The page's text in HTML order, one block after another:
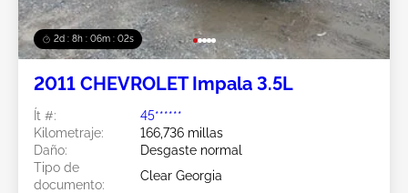
2d : 8h : 05m : 59s
2011 CHEVROLET Impala 3.5L
Ít #:
45******
Kilometraje:
166,736 millas
Daño:
Desgaste normal
Tipo de
documento:
Clear Georgia